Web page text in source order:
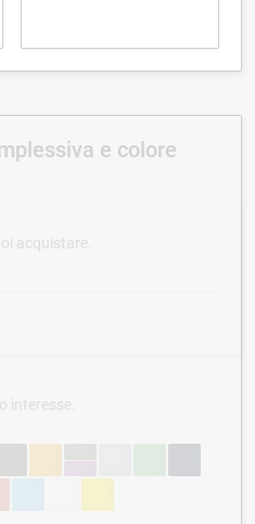
e colore
acquistare.
interesse.